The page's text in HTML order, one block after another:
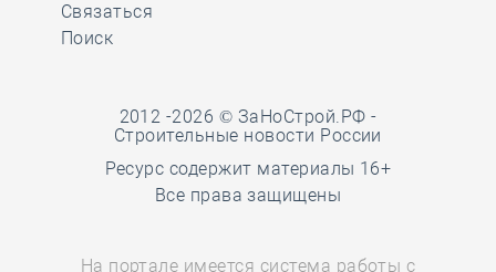
Связаться
Поиск
2012 -2026 © ЗаНоСтрой.РФ -
Строительные новости России
Ресурс содержит материалы 16+
Все права защищены
На портале имеется система работы с